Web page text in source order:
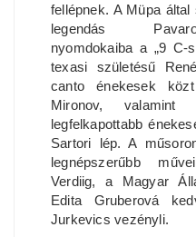
fellépnek. A Müpa
legendás
nyomdokaiba a „9 C-
texasi születésű
canto énekesek
Mironov,
legfelkapottabb
Sartori lép. A
legnépszerűbb
Verdiig, a Magyar
Edita Gruberová
Jurkevics vezényli.